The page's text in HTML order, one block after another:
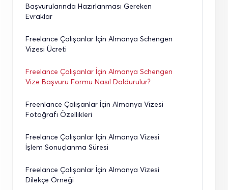
Başvurularında Hazırlanması Gereken
Evraklar
Freelance Çalışanlar İçin Almanya Schengen
Vizesi Ücreti
Freelance Çalışanlar İçin Almanya Schengen
Vize Başvuru Formu Nasıl Doldurulur?
Freenlance Çalışanlar İçin Almanya Vizesi
Fotoğrafı Özellikleri
Freelance Çalışanlar İçin Almanya Vizesi
İşlem Sonuçlanma Süresi
Freelance Çalışanlar İçin Almanya Vizesi
Dilekçe Örneği